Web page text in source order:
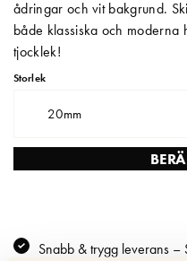
Matberedare & Mixer
Vattenkokare
ådringar och vit bakgrund.
både klassiska och moderna
tjocklek!
Storlek
20mm
Snabb & trygg leverans –